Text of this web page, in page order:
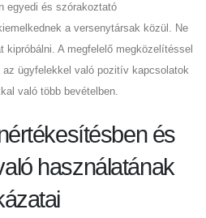
egyedi és szórakoztató
a versenytársak közül. Ne
A megfelelő megközelítéssel
ügyfelekkel való pozitív kapcsolatok
való több bevételben.
és
használatának